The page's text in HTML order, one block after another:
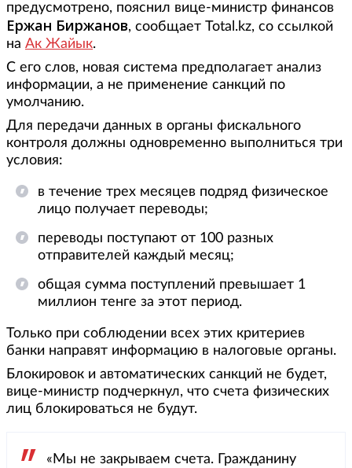
предусмотрено, пояснил вице-министр финансов
Ержан Биржанов, сообщает Total.kz, со ссылкой
на Ак Жайык.
С его слов, новая система предполагает анализ
информации, а не применение санкций по
умолчанию.
Для передачи данных в органы фискального
контроля должны одновременно выполниться три
условия:
в течение трех месяцев подряд физическое
лицо получает переводы;
переводы поступают от 100 разных
отправителей каждый месяц;
общая сумма поступлений превышает 1
миллион тенге за этот период.
Только при соблюдении всех этих критериев
банки направят информацию в налоговые органы.
Блокировок и автоматических санкций не будет,
вице-министр подчеркнул, что счета физических
лиц блокироваться не будут.
«Мы не закрываем счета. Гражданину